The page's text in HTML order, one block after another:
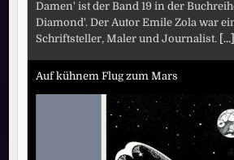
Damen' ist der Band 19 in der
Diamond'. Der Autor Emile Zola war
Schriftsteller, Maler und Journalist. [...]
Auf kühnem Flug zum Mars